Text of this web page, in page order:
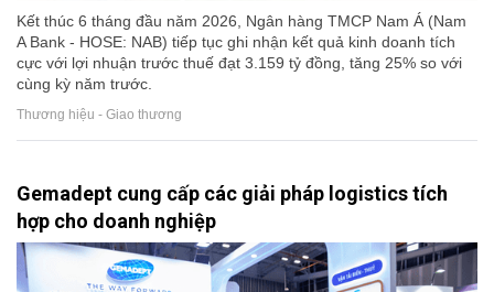
Kết thúc 6 tháng đầu năm 2026, Ngân hàng TMCP Nam Á (Nam
A Bank - HOSE: NAB) tiếp tục ghi nhận kết quả kinh doanh tích
cực với lợi nhuận trước thuế đạt 3.159 tỷ đồng, tăng 25% so với
cùng kỳ năm trước.
Thương hiệu - Giao thương
Gemadept cung cấp các giải pháp logistics tích
hợp cho doanh nghiệp